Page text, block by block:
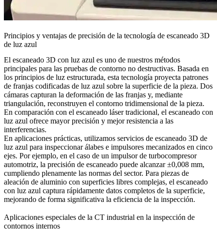
Principios y ventajas de precisión de la tecnología de escaneado 3D
de luz azul
El escaneado 3D con luz azul es uno de nuestros métodos
principales para las pruebas de contorno no destructivas. Basada en
los principios de luz estructurada, esta tecnología proyecta patrones
de franjas codificadas de luz azul sobre la superficie de la pieza. Dos
cámaras capturan la deformación de las franjas y, mediante
triangulación, reconstruyen el contorno tridimensional de la pieza.
En comparación con el escaneado láser tradicional, el escaneado con
luz azul ofrece mayor precisión y mejor resistencia a las
interferencias.
En aplicaciones prácticas, utilizamos servicios de escaneado 3D de
luz azul para inspeccionarálabes e impulsores mecanizados en cinco
ejes. Por ejemplo, en el caso de un impulsor de turbocompresor
automotriz, la precisión de escaneado puede alcanzar ±0,008 mm,
cumpliendo plenamente las normas del sector. Para piezas de
aleación de aluminio con superficies libres complejas, el escaneado
con luz azul captura rápidamente datos completos de la superficie,
mejorando de forma significativa la eficiencia de la inspección.
Aplicaciones especiales de la CT industrial en la inspección de
contornos internos